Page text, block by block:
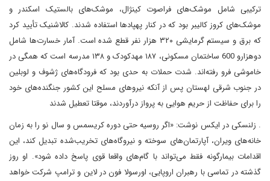
ترکیبی شامل موشک‌های فراصوت کینژال، موشک‌های بالستیک اسکندر و
موشک‌های کروز کالیبر بود که در کنار پهپادها استفاده شدند. کالاشنیک تأیید کرد
که برق و سیستم گرمایشی ۳۲۰ هزار نفر قطع شده است. آمار خسارت‌ها شامل
دو‌هزار‌و 600 ساختمان مسکونی، ۱۸۷ مهدکودک و ۱۳۸ مدرسه است که همگی در
خاموشی فرو رفته‌اند. شدت حملات به حدی بود که فرودگاه‌های ژشوف و لوبلین
در جنوب شرقی لهستان پس از آنکه نیروهای مسلح این کشور جنگنده‌های خود
را برای حفاظت از حریم هوایی به پرواز درآوردند، موقتا تعطیل شدند
. زلنسکی در ایکس نوشت: «اگر روسیه حتی دوره کریسمس و سال نو را به زمان
خانه‌های ویران، آپارتمان‌های سوخته و نیروگاه‌های تخریب‌شده تبدیل کند، این
اقدامات بیمارگونه فقط می‌تواند با گام‌های واقعا قوی پاسخ داده شود». او روز
گذشته در تماسی با رهبران اروپایی، اورسولا فون در لاین و ترامپ شرکت خواهد